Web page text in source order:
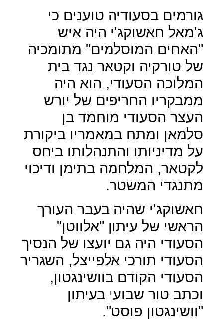
גורמים בסעודיה טוענים כי
ג'מאל חאשוקג'י היה איש
"האחים המוסלמים" מתומכיה
של טורקיה וקטאר נגד בית
המלוכה הסעודי, הוא היה
ממבקריו החריפים של יורש
העצר הסעודי מוחמד בן
סלמאן ומתח במאמריו ביקורת
על מדיניותו והתנהלותו ביחס
לקטאר, המלחמה בתימן ודיכוי
מתנגדי המשטר.
חאשוקג'י שהיה בעבר העורך
הראשי של עיתון "אלווטן"
הסעודי היה גם יועצו של הנסיך
הסעודי תורכי אלפייצל, השגריר
הסעודי הקודם בוושינגטון,
וכתב טור שבועי בעיתון
"וושינגטון פוסט".